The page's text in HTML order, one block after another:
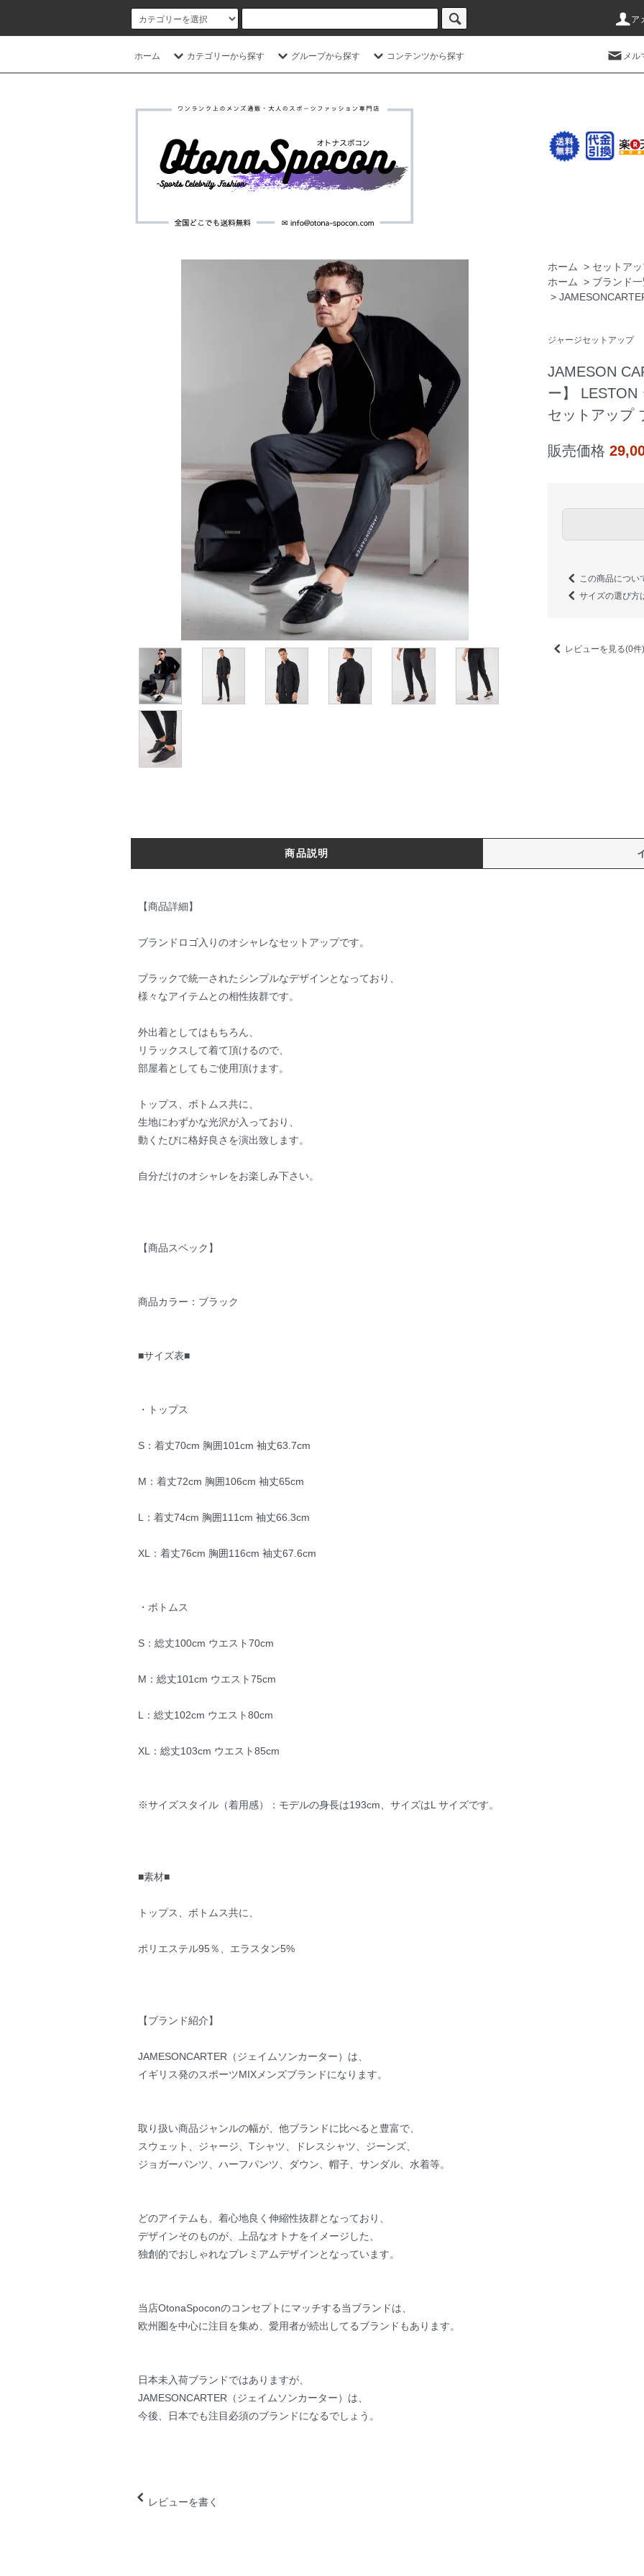
ア
ホーム カテゴリーから探す グループから探す コンテンツから探す メル
ホーム > セットア
ホーム
> ブランド
>
ジャージセットアップ
JAMESON
ー】 LESTON
セットアップ
販売価格
この商品につい
サイズの選び方
レビューを見る(0件)
商品説明
【商品詳細】
ブランドロゴ入りのオシャレなセットアップです。
ブラックで統一されたシンプルなデザインとなっており、
様々なアイテムとの相性抜群です。
外出着としてはもちろん、
リラックスして着て頂けるので、
部屋着としてもご使用頂けます。
トップス、ボトムス共に、
生地にわずかな光沢が入っており、
動くたびに格好良さを演出致します。
自分だけのオシャレをお楽しみ下さい。
【商品スペック】
商品カラー：ブラック
■サイズ表■
・トップス
S：着丈70cm 胸囲101cm 袖丈63.7cm
M：着丈72cm 胸囲106cm 袖丈65cm
L：着丈74cm 胸囲111cm 袖丈66.3cm
XL：着丈76cm 胸囲116cm 袖丈67.6cm
・ボトムス
S：総丈100cm ウエスト70cm
M：総丈101cm ウエスト75cm
L：総丈102cm ウエスト80cm
XL：総丈103cm ウエスト85cm
※サイズスタイル（着用感）：モデルの身長は193cm、サイズはL サイズです。
■素材■
トップス、ボトムス共に、
ポリエステル95％、エラスタン5%
【ブランド紹介】
JAMESONCARTER（ジェイムソンカーター）は、
イギリス発のスポーツMIXメンズブランドになります。
取り扱い商品ジャンルの幅が、他ブランドに比べると豊富で、
スウェット、ジャージ、Tシャツ、ドレスシャツ、ジーンズ、
ジョガーパンツ、ハーフパンツ、ダウン、帽子、サンダル、水着等。
どのアイテムも、着心地良く伸縮性抜群となっており、
デザインそのものが、上品なオトナをイメージした、
独創的でおしゃれなプレミアムデザインとなっています。
当店OtonaSpoconのコンセプトにマッチする当ブランドは、
欧州圏を中心に注目を集め、愛用者が続出してるブランドもあります。
日本未入荷ブランドではありますが、
JAMESONCARTER（ジェイムソンカーター）は、
今後、日本でも注目必須のブランドになるでしょう。
レビューを書く